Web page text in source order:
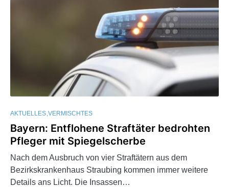
AKTUELLES VERMISCHTES
Bayern: Entflohene Straftäter bedrohten
Pfleger mit Spiegelscherbe
Nach dem Ausbruch von vier Straftätern aus dem
Bezirkskrankenhaus Straubing kommen immer weitere
Details ans Licht. Die Insassen…